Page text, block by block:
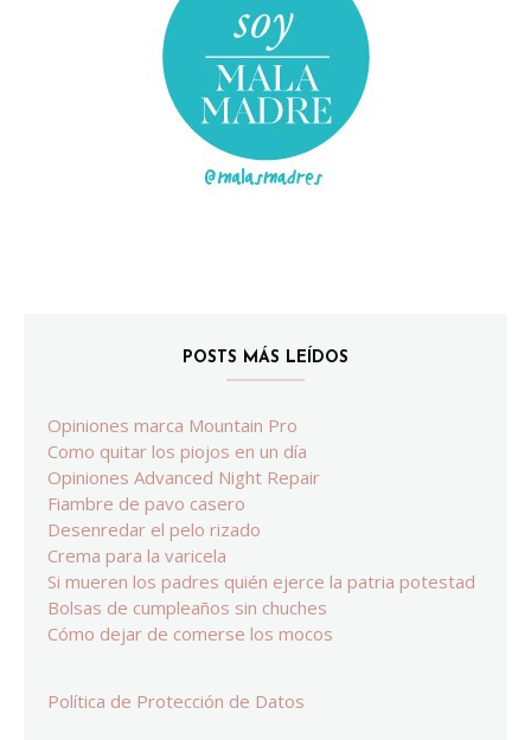
POSTS MÁS LEÍDOS
Opiniones marca Mountain Pro
Como quitar los piojos en un día
Opiniones Advanced Night Repair
Fiambre de pavo casero
Desenredar el pelo rizado
Crema para la varicela
Si mueren los padres quién ejerce la patria potestad
Bolsas de cumpleaños sin chuches
Cómo dejar de comerse los mocos
Política de Protección de Datos